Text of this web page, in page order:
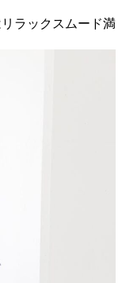
ラックスムード満